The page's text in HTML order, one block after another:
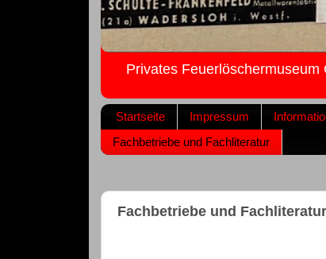
Privates
Startseite Impressum
Fachbetriebe und Fachliteratur
Fachbetriebe und Fachliteratur